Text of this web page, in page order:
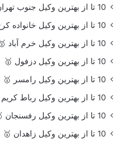
10 تا از بهترین وکیل جنوب تهران 🥇【آپدیت جدید】
10 تا از بهترین وکیل خانواده کرج 🥇【آپدیت جدید】⚖️
10 تا از بهترین وکیل خرم آباد 🥇【آپدیت جدید】
10 تا از بهترین وکیل دزفول 🥇【آپدیت جدید】
10 تا از بهترین وکیل رامسر 🥇【آپدیت جدید】
10 تا از بهترین وکیل رباط کریم 🥇【آپدیت جدید】
10 تا از بهترین وکیل رفسنجان 🥇【آپدیت جدید】
10 تا از بهترین وکیل زاهدان 🥇【آپدیت جدید】